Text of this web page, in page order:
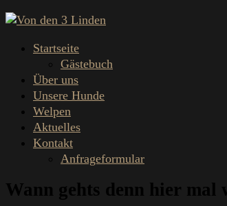
Startseite
Gästebuch
Über uns
Unsere Hunde
Welpen
Aktuelles
Kontakt
Anfrageformular
Wann gehts denn hier mal